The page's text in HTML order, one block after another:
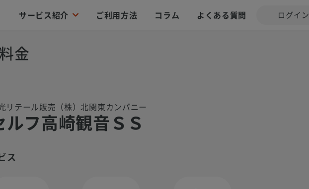
サービス紹介 ご利用方法 コラム よくある質問 ログイン
金
リテール販売（株）北関東カンパニー
ルフ高崎観音ＳＳ
ス